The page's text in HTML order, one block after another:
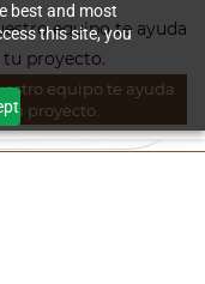
best and most
this site, you
equipo te ayuda
tu proyecto.
equipo te ayuda
proyecto.